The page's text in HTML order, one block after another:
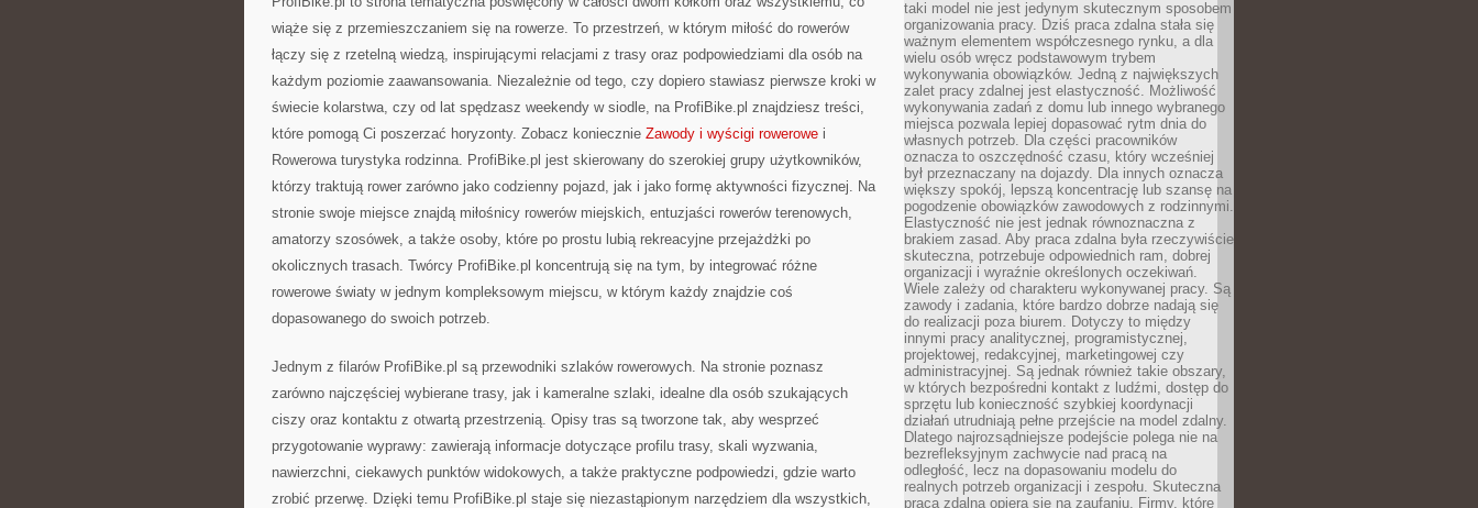
wiąże się z przemieszczaniem się na rowerze. To przestrzeń, w którym miłość do rowerów
łączy się z rzetelną wiedzą, inspirującymi relacjami z trasy oraz podpowiedziami dla osób na
każdym poziomie zaawansowania. Niezależnie od tego, czy dopiero stawiasz pierwsze kroki w
świecie kolarstwa, czy od lat spędzasz weekendy w siodle, na ProfiBike.pl znajdziesz treści,
które pomogą Ci poszerzać horyzonty. Zobacz koniecznie Zawody i wyścigi rowerowe i
Rowerowa turystyka rodzinna. ProfiBike.pl jest skierowany do szerokiej grupy użytkowników,
którzy traktują rower zarówno jako codzienny pojazd, jak i jako formę aktywności fizycznej. Na
stronie swoje miejsce znajdą miłośnicy rowerów miejskich, entuzjaści rowerów terenowych,
amatorzy szosówek, a także osoby, które po prostu lubią rekreacyjne przejażdżki po
okolicznych trasach. Twórcy ProfiBike.pl koncentrują się na tym, by integrować różne
rowerowe światy w jednym kompleksowym miejscu, w którym każdy znajdzie coś
dopasowanego do swoich potrzeb.
Jednym z filarów ProfiBike.pl są przewodniki szlaków rowerowych. Na stronie poznasz
zarówno najczęściej wybierane trasy, jak i kameralne szlaki, idealne dla osób szukających
ciszy oraz kontaktu z otwartą przestrzenią. Opisy tras są tworzone tak, aby wesprzeć
przygotowanie wyprawy: zawierają informacje dotyczące profilu trasy, skali wyzwania,
nawierzchni, ciekawych punktów widokowych, a także praktyczne podpowiedzi, gdzie warto
zrobić przerwę. Dzięki temu ProfiBike.pl staje się niezastąpionym narzędziem dla wszystkich,
taki model nie jest jedynym skutecznym sposobem
organizowania pracy. Dziś praca zdalna stała się
ważnym elementem współczesnego rynku, a dla
wielu osób wręcz podstawowym trybem
wykonywania obowiązków. Jedną z największych
zalet pracy zdalnej jest elastyczność. Możliwość
wykonywania zadań z domu lub innego wybranego
miejsca pozwala lepiej dopasować rytm dnia do
własnych potrzeb. Dla części pracowników
oznacza to oszczędność czasu, który wcześniej
był przeznaczany na dojazdy. Dla innych oznacza
większy spokój, lepszą koncentrację lub szansę na
pogodzenie obowiązków zawodowych z rodzinnymi.
Elastyczność nie jest jednak równoznaczna z
brakiem zasad. Aby praca zdalna była rzeczywiście
skuteczna, potrzebuje odpowiednich ram, dobrej
organizacji i wyraźnie określonych oczekiwań.
Wiele zależy od charakteru wykonywanej pracy. Są
zawody i zadania, które bardzo dobrze nadają się
do realizacji poza biurem. Dotyczy to między
innymi pracy analitycznej, programistycznej,
projektowej, redakcyjnej, marketingowej czy
administracyjnej. Są jednak również takie obszary,
w których bezpośredni kontakt z ludźmi, dostęp do
sprzętu lub konieczność szybkiej koordynacji
działań utrudniają pełne przejście na model zdalny.
Dlatego najrozsądniejsze podejście polega nie na
bezrefleksyjnym zachwycie nad pracą na
odległość, lecz na dopasowaniu modelu do
realnych potrzeb organizacji i zespołu. Skuteczna
praca zdalna opiera się na zaufaniu. Firmy, które